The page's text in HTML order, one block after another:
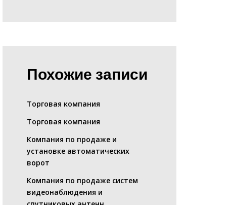
Похожие записи
Торговая компания
Торговая компания
Компания по продаже и
установке автоматических
ворот
Компания по продаже систем
видеонаблюдения и